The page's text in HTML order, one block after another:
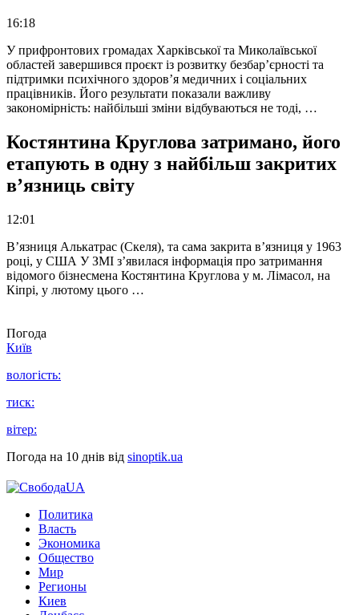
16:18
У прифронтових громадах Харківської та Миколаївської
областей завершився проєкт із розвитку безбар’єрності та
підтримки психічного здоров’я медичних і соціальних
працівників. Його результати показали важливу
закономірність: найбільші зміни відбуваються не тоді, …
Костянтина Круглова затримано, його
етапують в одну з найбільш закритих
в’язниць світу
12:01
В’язниця Алькатрас (Скеля), та сама закрита в’язниця у 1963
році, у США У ЗМІ з’явилася інформація про затримання
відомого бізнесмена Костянтина Круглова у м. Лімасол, на
Кіпрі, у лютому цього …
Погода
Київ
вологість:
тиск:
вітер:
Погода на 10 днів від sinoptik.ua
Политика
Власть
Экономика
Общество
Мир
Регионы
Киев